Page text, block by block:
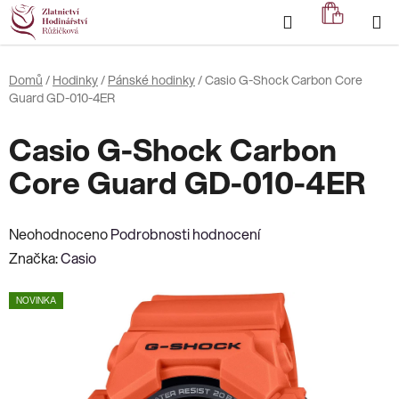
Přejít
na
obsah
Hledat
KOŠÍK
Domů / Hodinky/ Pánské hodinky/Casio G-Shock Carbon Core
Guard GD-010-4ER
Casio G-Shock Carbon
Core Guard GD-010-4ER
Průměrné
hodnocení
je
NeohodnocenoPodrobnosti hodnocení
Značka:Casio
NOVINKA